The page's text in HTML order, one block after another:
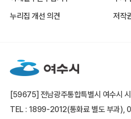
누리집 개선 의견
저작
[59675] 전남광주통합특별시 여수시
TEL : 1899-2012(통화료 별도 부과),